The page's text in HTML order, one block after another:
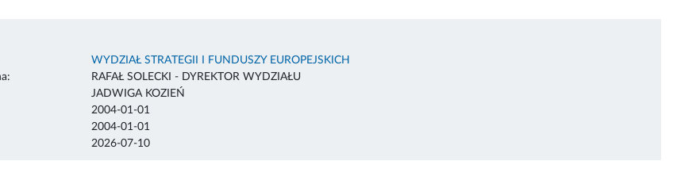
WYDZIAŁ STRATEGII I FUNDUSZY EUROPEJSKICH
RAFAŁ SOLECKI - DYREKTOR WYDZIAŁU
JADWIGA KOZIEŃ
2004-01-01
2004-01-01
2026-07-10